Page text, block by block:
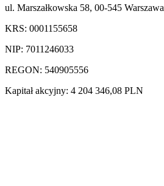
ul. Marszałkowska 58, 00-545 Warszawa
KRS: 0001155658
NIP: 7011246033
REGON: 540905556
Kapitał akcyjny: 4 204 346,08 PLN